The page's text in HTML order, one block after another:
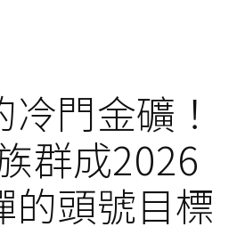
門金礦！
群成2026
的頭號目標